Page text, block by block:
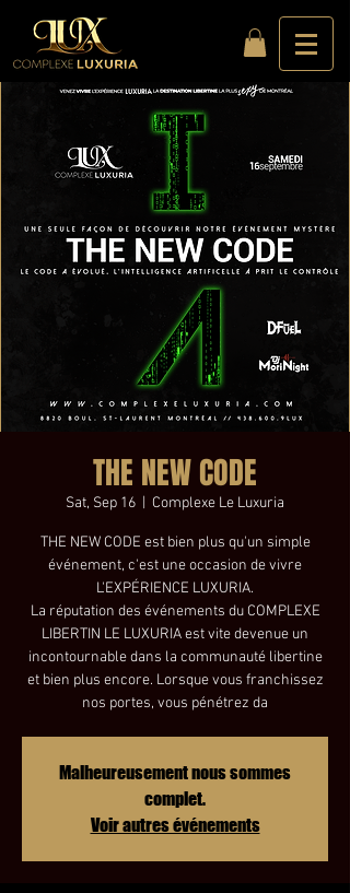
THE NEW CODE
Sat, Sep 16 Complexe Le Luxuria
THE NEW CODE est bien plus qu'un simple
événement, c'est une occasion de vivre
L'EXPÉRIENCE LUXURIA.
La réputation des événements du COMPLEXE
LIBERTIN LE LUXURIA est vite devenue un
incontournable dans la communauté libertine
et bien plus encore. Lorsque vous franchissez
nos portes, vous pénétrez da
Malheureusement nous sommes
complet.
Voir autres événements